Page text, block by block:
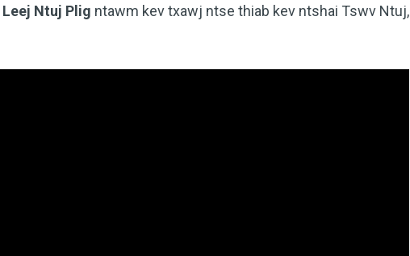
Leej Ntuj Plig ntawm kev txawj ntse thiab kev ntshai Tswv Ntuj,